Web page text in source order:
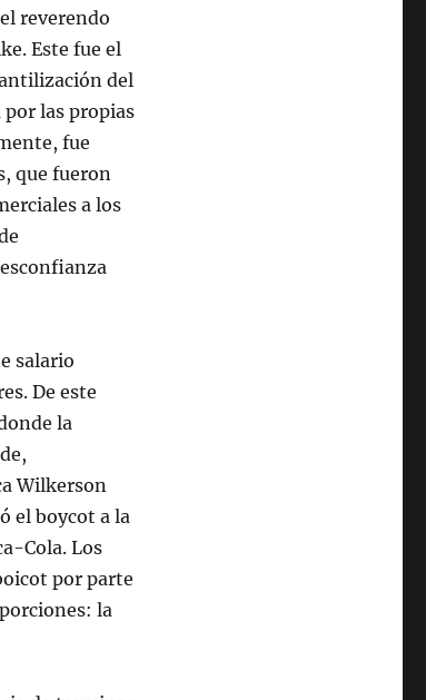
reverendo
Este fue el
del
las propias
fue
que fueron
a los
salario
De este
la
Wilkerson
el boycot a la
Cola. Los
por parte
la